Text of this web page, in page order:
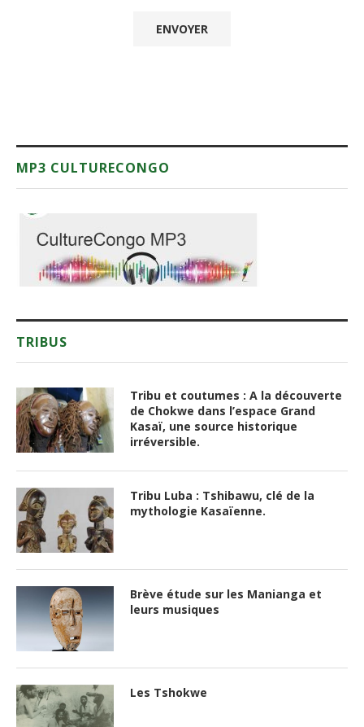
MP3 CULTURECONGO
TRIBUS
Tribu et coutumes : A la découverte
de Chokwe dans l’espace Grand
Kasaï, une source historique
irréversible.
Tribu Luba : Tshibawu, clé de la
mythologie Kasaïenne.
Brève étude sur les Manianga et
leurs musiques
Les Tshokwe